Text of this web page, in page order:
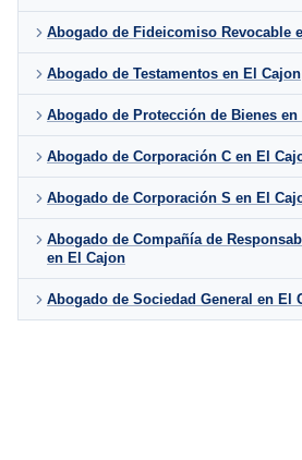
Abogado de Fideicomiso Revocable
Abogado de Testamentos en El Cajon
Abogado de Protección de Bienes en
Abogado de Corporación C en El
Abogado de Corporación S en El
Abogado de Compañía de
en El Cajon
Abogado de Sociedad General en El